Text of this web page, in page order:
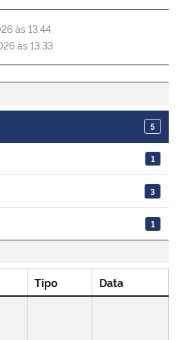
e Comunicações
Direitos Humanos
às 13:44
às 13:33
5
1
3
1
Tipo
Data